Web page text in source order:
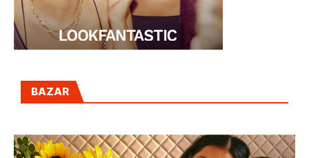
BAZAR